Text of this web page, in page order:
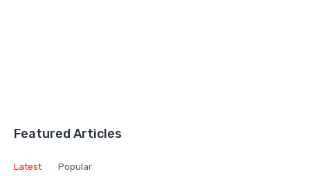
Featured Articles
Latest Popular